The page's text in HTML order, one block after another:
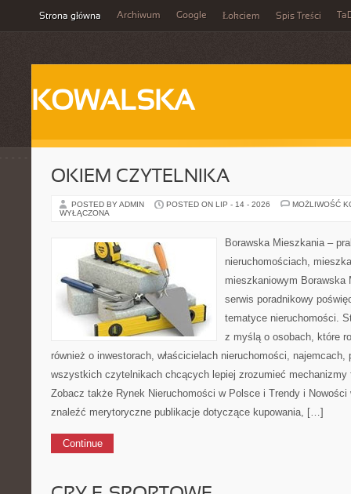
Strona główna Archiwum Google Łokciem Spis Treści
KOWALSKA
OKIEM CZYTELNIKA
POSTED BY ADMIN POSTED ON LIP - 14 - 2026
MOŻLIWOŚĆ
WYŁĄCZONA
Borawska Mieszkania –
nieruchomościach,
mieszkaniowym Borawska
serwis poradnikowy
tematyce nieruchomości.
z myślą o osobach, które
również o inwestorach, właścicielach nieruchomości, najemcach,
wszystkich czytelnikach chcących lepiej zrozumieć mechanizmy
Zobacz także Rynek Nieruchomości w Polsce i Trendy i
znaleźć merytoryczne publikacje dotyczące kupowania, […]
Continue